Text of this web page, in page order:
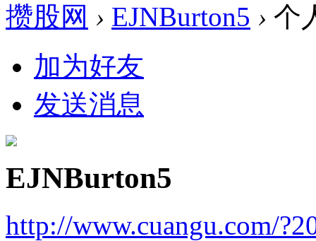
攒股网 › EJNBurton5 › 个
加为好友
发送消息
EJNBurton5
http://www.cuangu.com/